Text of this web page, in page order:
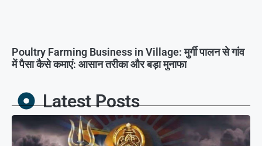
Poultry Farming Business in Village: मुर्गी पालन से गांव
में पैसा कैसे कमाएं: आसान तरीका और बड़ा मुनाफा
Latest Posts